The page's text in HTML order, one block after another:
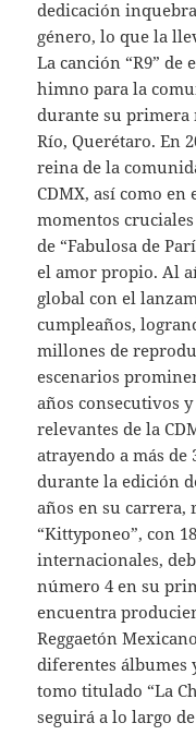
dedicación
género, lo que la
La canción “R9”
himno para la
durante su primera
Río, Querétaro. En
reina de la
CDMX, así como en
momentos
de “Fabulosa de
el amor propio. Al
global con el
cumpleaños,
millones de
escenarios
años consecutivos
relevantes de la
atrayendo a más de
durante la edición
años en su
“Kittyponeo”, con
internacionales,
número 4 en su
encuentra
Reggaetón
diferentes
tomo titulado “La
seguirá a lo largo de